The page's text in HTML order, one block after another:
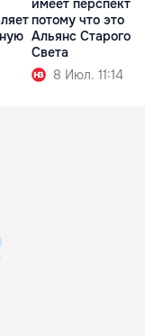
имеет
потому что это
Альянс Старого
Света
8 Июл. 11:14